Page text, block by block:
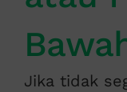
Jika tidak